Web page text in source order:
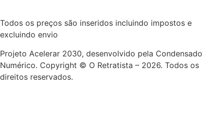
Todos os preços são inseridos incluindo impostos e
excluindo envio
Projeto Acelerar 2030, desenvolvido pela Condensado
Numérico. Copyright © O Retratista – 2026. Todos os
direitos reservados.